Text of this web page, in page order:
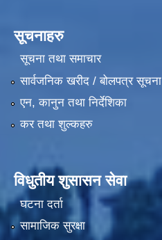
सूचनाहरु
सूचना तथा समाचार
सार्वजनिक खरीद / बोलपत्र सूचना
एन, कानुन तथा निर्देशिका
कर तथा शुल्कहरु
विधुतीय शुसासन सेवा
घटना दर्ता
सामाजिक सुरक्षा